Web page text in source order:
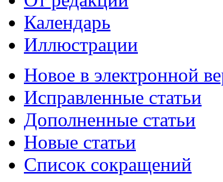
Календарь
Иллюстрации
Новое в электронной
Исправленные статьи
Дополненные статьи
Новые статьи
Список сокращений